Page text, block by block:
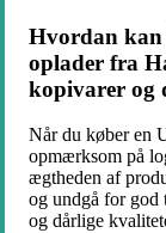
Hvordan kan
oplader fra
kopivarer og
Når du køber en
opmærksom på
ægtheden af
og undgå for god
og dårlige